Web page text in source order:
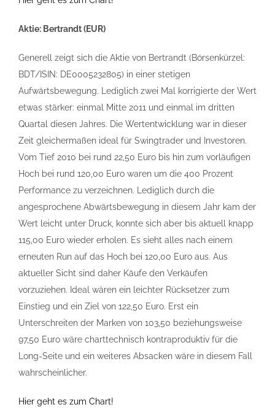
Aktie: Bertrandt (EUR)
Generell zeigt sich die Aktie von Bertrandt (Börsenkürzel:
BDT/ISIN: DE0005232805) in einer stetigen
Aufwärtsbewegung. Lediglich zwei Mal korrigierte der Wert
etwas stärker: einmal Mitte 2011 und einmal im dritten
Quartal diesen Jahres. Die Wertentwicklung war in dieser
Zeit gleichermaßen ideal für Swingtrader und Investoren.
Vom Tief 2010 bei rund 22,50 Euro bis hin zum vorläufigen
Hoch bei rund 120,00 Euro waren um die 400 Prozent
Performance zu verzeichnen. Lediglich durch die
angesprochene Abwärtsbewegung in diesem Jahr kam der
Wert leicht unter Druck, konnte sich aber bis aktuell knapp
115,00 Euro wieder erholen. Es sieht alles nach einem
erneuten Run auf das Hoch bei 120,00 Euro aus. Aus
aktueller Sicht sind daher Käufe den Verkäufen
vorzuziehen. Ideal wären ein leichter Rücksetzer zum
Einstieg und ein Ziel von 122,50 Euro. Erst ein
Unterschreiten der Marken von 103,50 beziehungsweise
97,50 Euro wäre charttechnisch kontraproduktiv für die
Long-Seite und ein weiteres Absacken wäre in diesem Fall
wahrscheinlicher.
Hier geht es zum Chart!